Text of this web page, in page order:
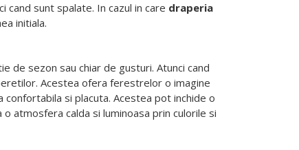
sunt spalate. In cazul in care draperia
initiala.
de sezon sau chiar de gusturi. Atunci cand
Acestea ofera ferestrelor o imagine
si placuta. Acestea pot inchide o
atmosfera calda si luminoasa prin culorile si